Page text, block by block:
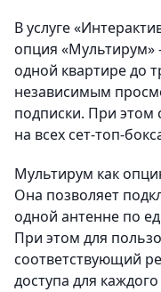
В услуге
опция «Мультирум»
одной квартире до
независимым
подписки. При этом
на всех сет-топ-
Мультирум как
Она позволяет
одной антенне по
При этом для
соответствующий
доступа для